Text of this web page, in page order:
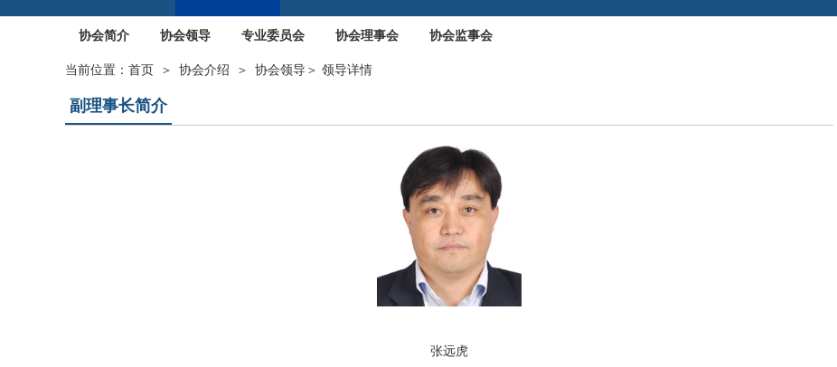
协会简介 协会领导 专业委员会 协会理事会 协会监事会
当前位置： 首页 ＞ 协会介绍 ＞ 协会领导 ＞ 领导详情
副理事长简介
张远虎